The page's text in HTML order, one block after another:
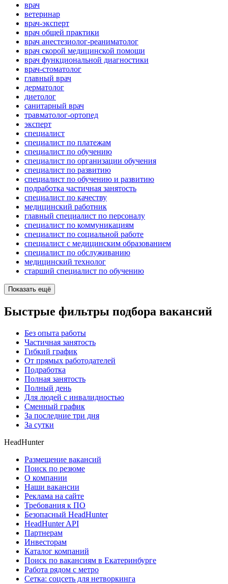
врач
ветеринар
врач-эксперт
врач общей практики
врач анестезиолог-реаниматолог
врач скорой медицинской помощи
врач функциональной диагностики
врач-стоматолог
главный врач
дерматолог
диетолог
санитарный врач
травматолог-ортопед
эксперт
специалист
специалист по платежам
специалист по обучению
специалист по организации обучения
специалист по развитию
специалист по обучению и развитию
подработка частичная занятость
специалист по качеству
медицинский работник
главный специалист по персоналу
специалист по коммуникациям
специалист по социальной работе
специалист с медицинским образованием
специалист по обслуживанию
медицинский технолог
старший специалист по обучению
Показать ещё
Быстрые фильтры подбора вакансий
Без опыта работы
Частичная занятость
Гибкий график
От прямых работодателей
Подработка
Полная занятость
Полный день
Для людей с инвалидностью
Сменный график
За последние три дня
За сутки
HeadHunter
Размещение вакансий
Поиск по резюме
О компании
Наши вакансии
Реклама на сайте
Требования к ПО
Безопасный HeadHunter
HeadHunter API
Партнерам
Инвесторам
Каталог компаний
Поиск по вакансиям в Екатеринбурге
Работа рядом с метро
Сетка: соцсеть для нетворкинга